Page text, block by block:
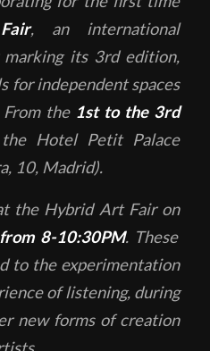
, an international
its 3rd edition,
for independent spaces
the 1st to the 3rd
Hotel Petit Palace
10, Madrid).
the Hybrid Art Fair on
8-10:30PM. These
to the experimentation
of listening, during
new forms of creation